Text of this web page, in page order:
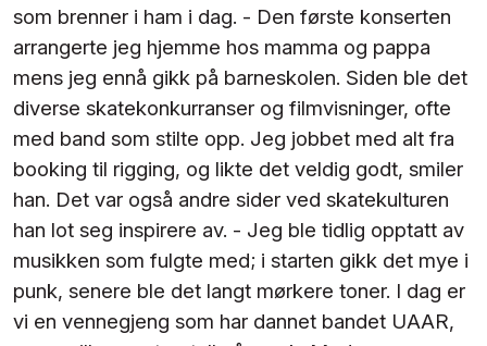
som brenner i ham i dag. - Den første konserten
arrangerte jeg hjemme hos mamma og pappa
mens jeg ennå gikk på barneskolen. Siden ble det
diverse skatekonkurranser og filmvisninger, ofte
med band som stilte opp. Jeg jobbet med alt fra
booking til rigging, og likte det veldig godt, smiler
han. Det var også andre sider ved skatekulturen
han lot seg inspirere av. - Jeg ble tidlig opptatt av
musikken som fulgte med; i starten gikk det mye i
punk, senere ble det langt mørkere toner. I dag er
vi en vennegjeng som har dannet bandet UAAR,